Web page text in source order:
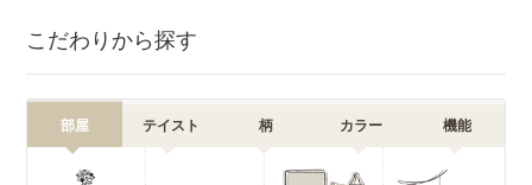
こだわりから探す
部屋 テイスト 柄 カラー 機能